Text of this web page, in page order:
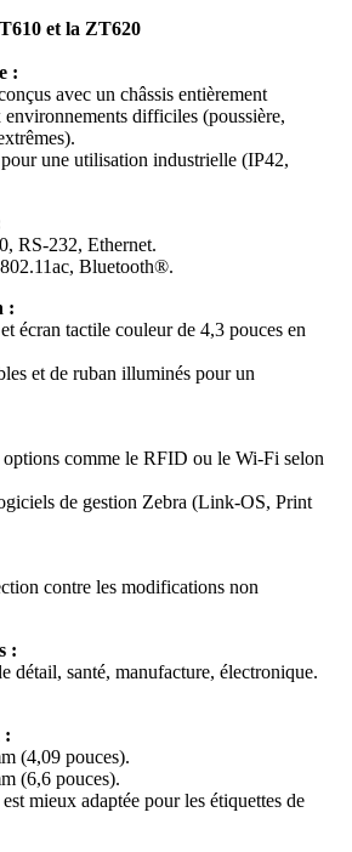
et la ZT620
:
avec un châssis entièrement
difficiles (poussière,
une utilisation industrielle (IP42,
RS-232, Ethernet.
Bluetooth®.
:
écran tactile couleur de 4,3 pouces en
et de ruban illuminés pour un
options comme le RFID ou le Wi-Fi selon
de gestion Zebra (Link-OS, Print
contre les modifications non
:
détail, santé, manufacture, électronique.
:
(4,09 pouces).
(6,6 pouces).
mieux adaptée pour les étiquettes de